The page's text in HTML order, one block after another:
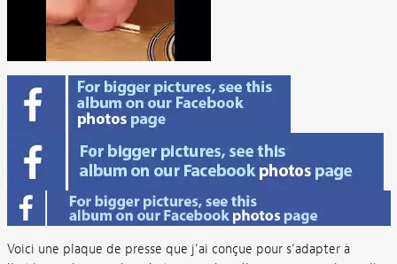
Voici une plaque de presse que j’ai conçue pour s’adapter à